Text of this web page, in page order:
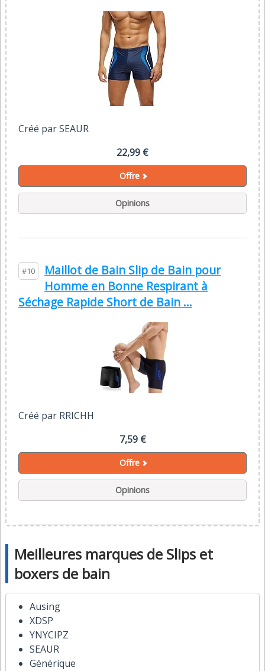
Créé par SEAUR
22,99 €
Offre
Opinions
#10
Maillot de Bain Slip de Bain pour
Homme en Bonne Respirant à
Séchage Rapide Short de Bain ...
Créé par RRICHH
7,59 €
Offre
Opinions
Meilleures marques de Slips et
boxers de bain
Ausing
XDSP
YNYCIPZ
SEAUR
Générique